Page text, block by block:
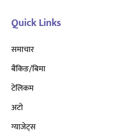
Quick Links
समाचार
बैंकिङ/बिमा
टेलिकम
अटाे
ग्याजेट्स